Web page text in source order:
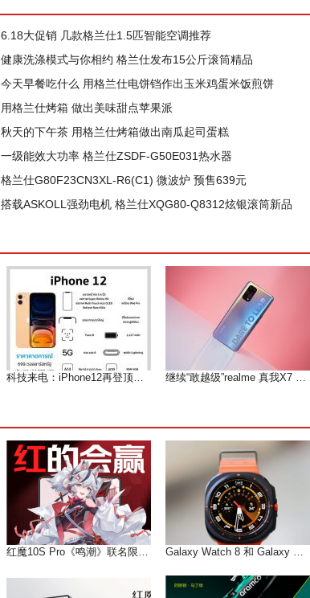
6.18大促销 几款格兰仕1.5匹智能空调推荐
健康洗涤模式与你相约 格兰仕发布15公斤滚筒精品
今天早餐吃什么 用格兰仕电饼铛作出玉米鸡蛋米饭煎饼
用格兰仕烤箱 做出美味甜点苹果派
秋天的下午茶 用格兰仕烤箱做出南瓜起司蛋糕
一级能效大功率 格兰仕ZSDF-G50E031热水器
格兰仕G80F23CN3XL-R6(C1) 微波炉 预售639元
搭载ASKOLL强劲电机 格兰仕XQG80-Q8312炫银滚筒新品
科技来电：iPhone12再登顶微博热搜 果粉们等到痴狂 继续“敢越级”realme 真我X7 Pro深度体验测评报告
红魔10S Pro《鸣潮》联名限定版16GB+512GB国补到手价5499元 Galaxy Watch 8 和 Galaxy Watch Ultra 的设计和颜色曝光